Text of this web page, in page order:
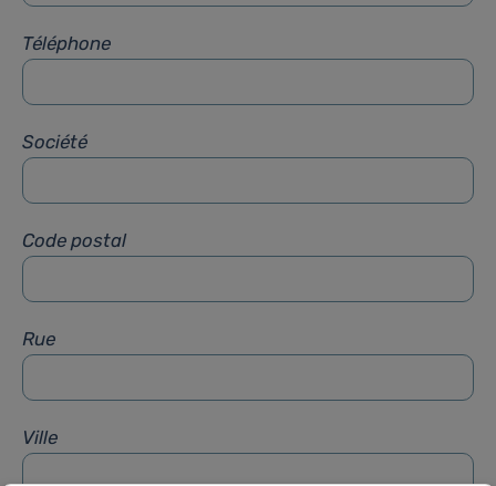
Téléphone
Société
Code postal
Rue
Ville